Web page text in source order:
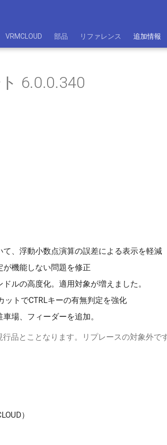
VRMCLOUD 部品 リファレンス 追加情報
6.0.0.340
、浮動小数点演算の誤差による表示を軽減
機能しない問題を修正
ルの高度化。適用対象が増えました。
ットでCTRLキーの有無判定を強化
場、フィーダーを追加。
品とことなります。リプレースの対象外です
）